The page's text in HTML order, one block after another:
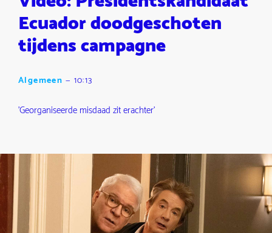
Ecuador doodgeschoten
tijdens campagne
Algemeen — 10:13
'Georganiseerde misdaad zit erachter'